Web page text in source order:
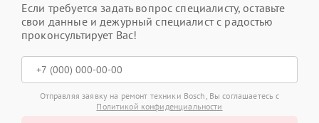
Если требуется задать вопрос специалисту, оставьте
свои данные и дежурный специалист с радостью
проконсультирует Вас!
Отправляя заявку на ремонт техники Bosch, Вы соглашаетесь с
Политикой конфиденциальности